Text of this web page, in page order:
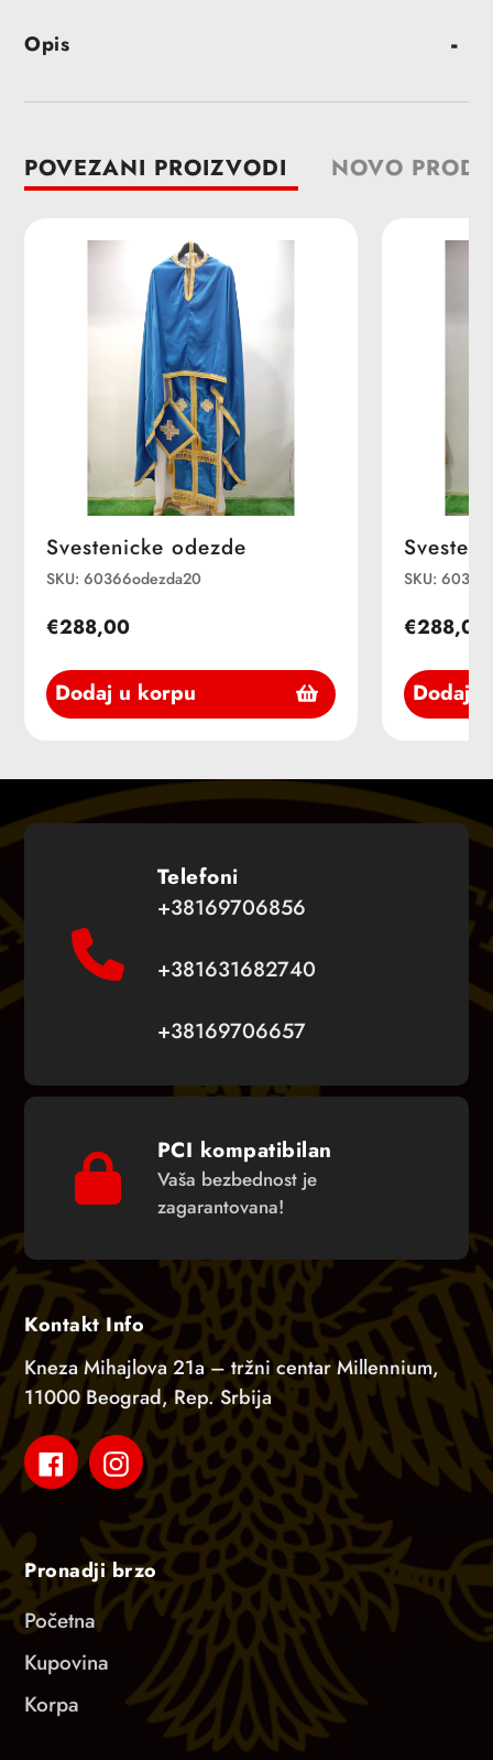
proizvoda
korpu
Opis
POVEZANI PROIZVODI NOVO
Svestenicke odezde
SKU: 60366odezda20
€288,00
Dodaj u korpu
SKU:
€288,00
Dodaj
Telefoni
+38169706856
+381631682740
+38169706657
PCI kompatibilan
Vaša bezbednost je
zagarantovana!
Kontakt Info
Kneza Mihajlova 21a – tržni centar Millennium,
11000 Beograd, Rep. Srbija
FacebookInstagram
Pronadji brzo
Početna
Kupovina
Korpa